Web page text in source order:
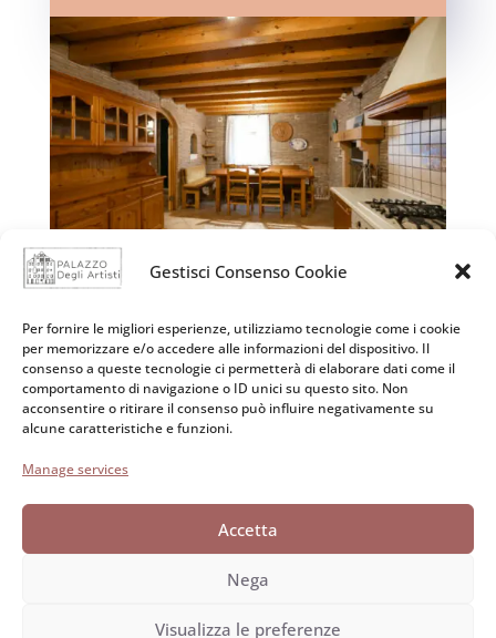
Gestisci Consenso Cookie
Per fornire le migliori esperienze, utilizziamo tecnologie come i cookie
per memorizzare e/o accedere alle informazioni del dispositivo. Il
consenso a queste tecnologie ci permetterà di elaborare dati come il
comportamento di navigazione o ID unici su questo sito. Non
acconsentire o ritirare il consenso può influire negativamente su
alcune caratteristiche e funzioni.
Manage services
Accetta
Nega
Visualizza le preferenze
Archivi
No archives to show.
Categorie
No categories